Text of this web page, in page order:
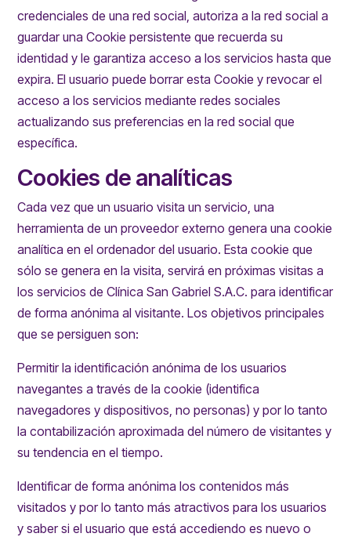
credenciales de una red social, autoriza a la red social a
guardar una Cookie persistente que recuerda su
identidad y le garantiza acceso a los servicios hasta que
expira. El usuario puede borrar esta Cookie y revocar el
acceso a los servicios mediante redes sociales
actualizando sus preferencias en la red social que
específica.
Cookies de analíticas
Cada vez que un usuario visita un servicio, una
herramienta de un proveedor externo genera una cookie
analítica en el ordenador del usuario. Esta cookie que
sólo se genera en la visita, servirá en próximas visitas a
los servicios de Clínica San Gabriel S.A.C. para identificar
de forma anónima al visitante. Los objetivos principales
que se persiguen son:
Permitir la identificación anónima de los usuarios
navegantes a través de la cookie (identifica
navegadores y dispositivos, no personas) y por lo tanto
la contabilización aproximada del número de visitantes y
su tendencia en el tiempo.
Identificar de forma anónima los contenidos más
visitados y por lo tanto más atractivos para los usuarios
y saber si el usuario que está accediendo es nuevo o